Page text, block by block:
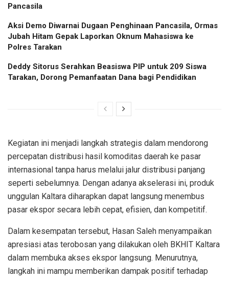
Pancasila
Aksi Demo Diwarnai Dugaan Penghinaan Pancasila, Ormas
Jubah Hitam Gepak Laporkan Oknum Mahasiswa ke
Polres Tarakan
Deddy Sitorus Serahkan Beasiswa PIP untuk 209 Siswa
Tarakan, Dorong Pemanfaatan Dana bagi Pendidikan
Kegiatan ini menjadi langkah strategis dalam mendorong
percepatan distribusi hasil komoditas daerah ke pasar
internasional tanpa harus melalui jalur distribusi panjang
seperti sebelumnya. Dengan adanya akselerasi ini, produk
unggulan Kaltara diharapkan dapat langsung menembus
pasar ekspor secara lebih cepat, efisien, dan kompetitif.
Dalam kesempatan tersebut, Hasan Saleh menyampaikan
apresiasi atas terobosan yang dilakukan oleh BKHIT Kaltara
dalam membuka akses ekspor langsung. Menurutnya,
langkah ini mampu memberikan dampak positif terhadap